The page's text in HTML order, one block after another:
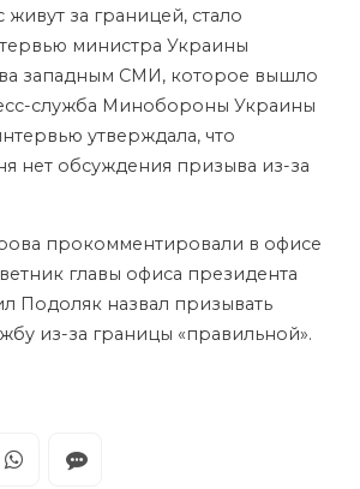
живут за границей, стало
министра Украины
западным СМИ, которое вышло
служба Минобороны Украины
утверждала, что
нет обсуждения призыва из-за
прокомментировали в офисе
главы офиса президента
Подоляк назвал призывать
из-за границы «правильной».